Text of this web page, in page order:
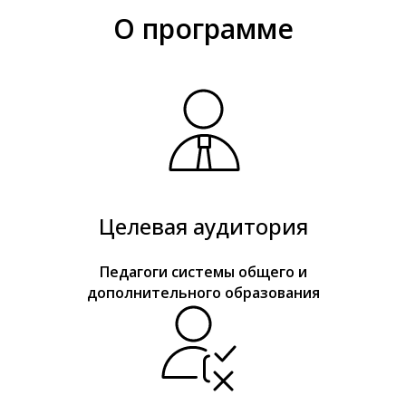
О программе
Целевая аудитория
Педагоги системы общего и
дополнительного образования